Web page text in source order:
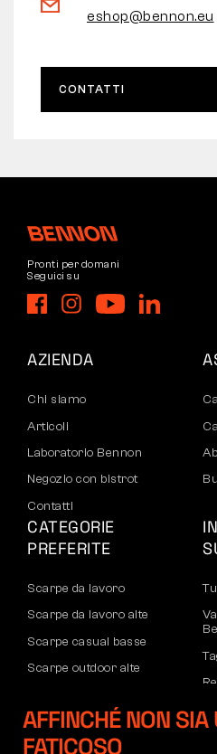
eshop@bennon.eu
CONTATTI
Pronti per domani
Seguici su
AZIENDA
Chi siamo
Articoli
Laboratorio Bennon
Negozio con bistrot
Contatti
CATEGORIE
PREFERITE
Scarpe da lavoro
Scarpe da lavoro alte
Scarpe casual basse
Scarpe outdoor alte
Felpe
AFFINCHÉ NON SIA
FATICOSO